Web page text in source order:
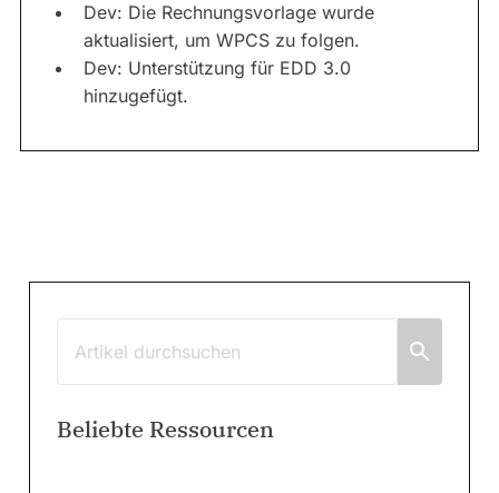
Dev: Die Rechnungsvorlage wurde
aktualisiert, um WPCS zu folgen.
Dev: Unterstützung für EDD 3.0
hinzugefügt.
Beliebte Ressourcen